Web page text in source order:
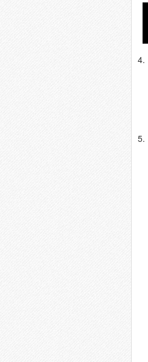
4.
5.